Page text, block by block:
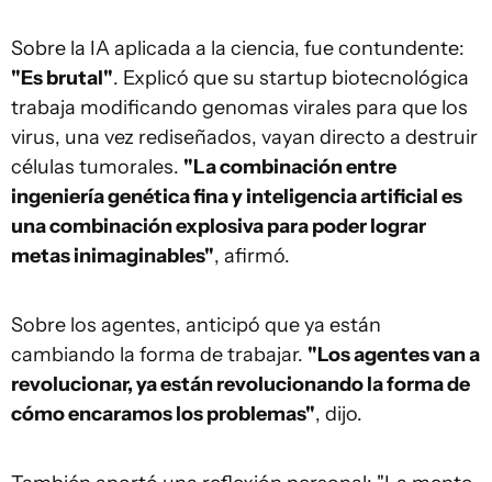
Sobre la IA aplicada a la ciencia, fue contundente:
"Es brutal". Explicó que su startup biotecnológica
trabaja modificando genomas virales para que los
virus, una vez rediseñados, vayan directo a destruir
células tumorales. "La combinación entre
ingeniería genética fina y inteligencia artificial es
una combinación explosiva para poder lograr
metas inimaginables", afirmó.
Sobre los agentes, anticipó que ya están
cambiando la forma de trabajar. "Los agentes van a
revolucionar, ya están revolucionando la forma de
cómo encaramos los problemas", dijo.